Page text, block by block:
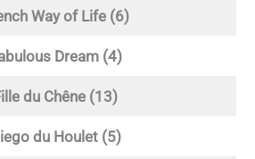
Way of Life (6)
Dream (4)
du Chêne (13)
du Houlet (5)